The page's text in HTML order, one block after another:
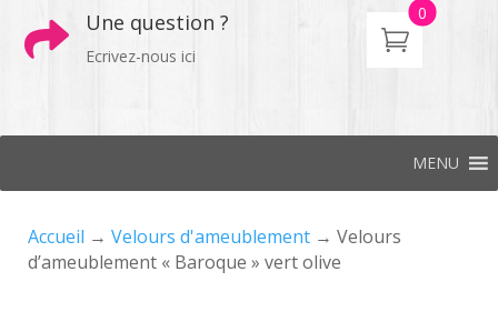
 Une question ?
Ecrivez-nous ici
0
MENU
Accueil → Velours d'ameublement → Velours
d’ameublement « Baroque » vert olive